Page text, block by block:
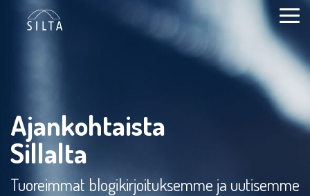
sisältöön.
Ajankohtaista
Sillalta
Tuoreimmat blogikirjoituksemme ja uutisemme